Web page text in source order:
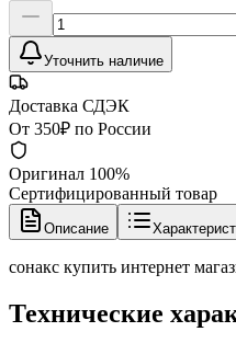
Уточнить наличие
Доставка СДЭК
От 350₽ по России
Оригинал 100%
Сертифицированный товар
Описание
сонакс купить интернет
Технические